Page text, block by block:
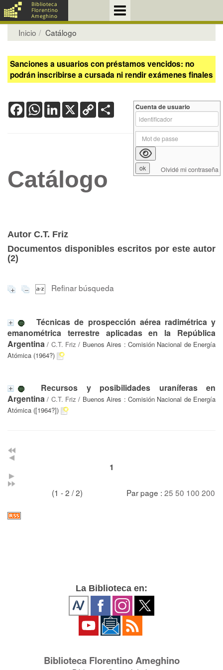
Inicio Catálogo
Sanciones a usuarios con préstamos vencidos: no
podrán inscribirse a cursada ni rendir exámenes finales
FacebookWhatsApp
LinkedIn
X Copy
Link
Catálogo
Autor C.T. Friz
Documentos disponibles escritos por este autor
(2)
Refinar búsqueda
Técnicas de prospección aérea radimétrica y
emanométrica terrestre aplicadas en la República
Argentina / C.T. Friz / Buenos Aires : Comisión Nacional de Energía
Atómica (1964?)
Recursos y posibilidades uraníferas en
Argentina / C.T. Friz / Buenos Aires : Comisión Nacional de Energía
Atómica ([1964?])
1
(1 - 2 / 2) Par page : 25 50 100 200
Cuenta de usuario
Olvidé mi contraseña
La Biblioteca en:
Biblioteca Florentino Ameghino